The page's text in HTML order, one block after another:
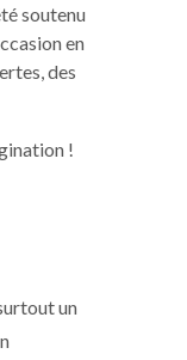
soutenu
en
des
!
un